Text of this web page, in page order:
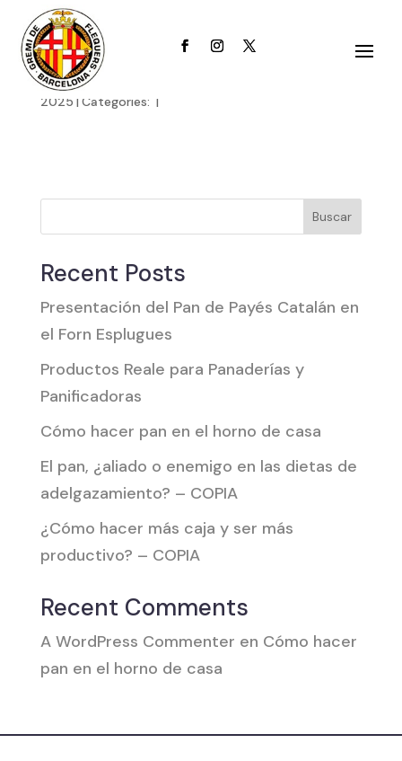
|Published on: miércoles, noviembre 19,
2025 | Categories: |
Buscar
Recent Posts
Presentación del Pan de Payés Catalán en
el Forn Esplugues
Productos Reale para Panaderías y
Panificadoras
Cómo hacer pan en el horno de casa
El pan, ¿aliado o enemigo en las dietas de
adelgazamiento? – COPIA
¿Cómo hacer más caja y ser más
productivo? – COPIA
Recent Comments
A WordPress Commenter en Cómo hacer
pan en el horno de casa